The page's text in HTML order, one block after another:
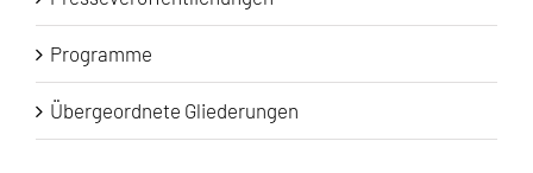
Programme
Übergeordnete Gliederungen